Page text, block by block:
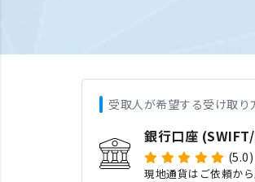
受取人が希望する受け取り
銀行口座
(5.0)
現地通貨はご依頼か